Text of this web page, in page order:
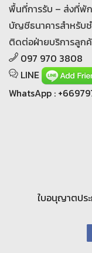
พื้นที่การรับ – ส่งที่พัก
บัญชีธนาคารสำหรับช
ติดต่อฝ่ายบริการลูก
097 970 3808
LINE
WhatsApp :
ใบอนุญาตปร